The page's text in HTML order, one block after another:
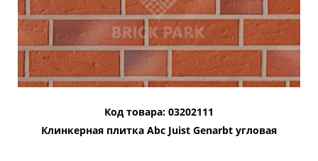
Код товара: 03202111
Клинкерная плитка Abc Juist Genarbt угловая